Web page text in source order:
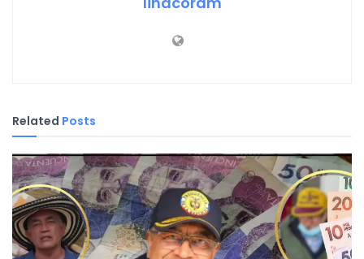
Related Posts